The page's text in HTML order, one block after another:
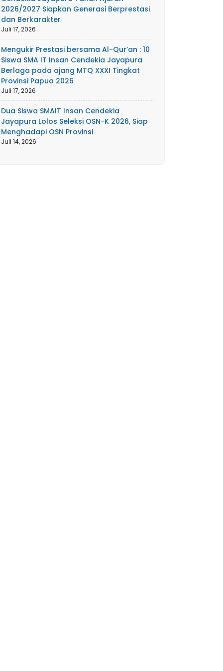
2026/2027 Siapkan Generasi Berprestasi
dan Berkarakter
Juli 17, 2026
Mengukir Prestasi bersama Al-Qur’an : 10
Siswa SMA IT Insan Cendekia Jayapura
Berlaga pada ajang MTQ XXXI Tingkat
Provinsi Papua 2026
Juli 17, 2026
Dua Siswa SMAIT Insan Cendekia
Jayapura Lolos Seleksi OSN-K 2026, Siap
Menghadapi OSN Provinsi
Juli 14, 2026